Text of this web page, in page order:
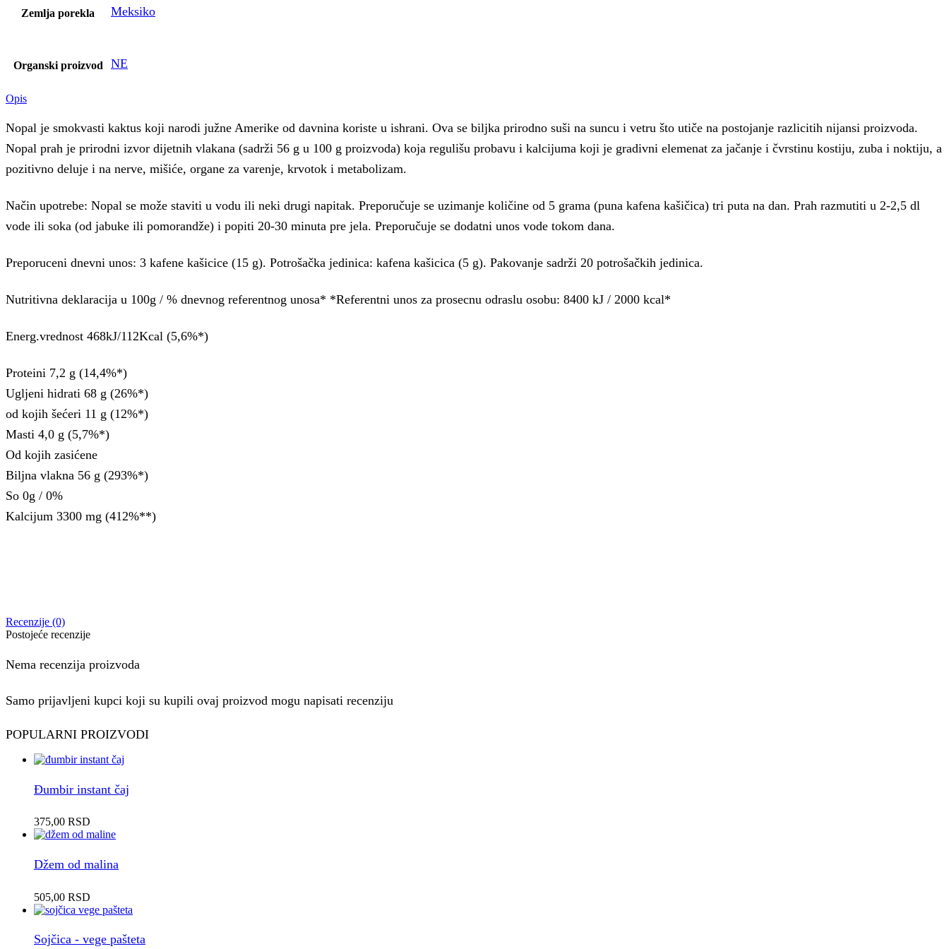
Zemlja porekla Meksiko
Organski proizvod NE
Opis
Nopal je smokvasti kaktus koji narodi južne Amerike od davnina koriste u ishrani. Ova se biljka prirodno suši na suncu i vetru što utiče na postojanje razlicitih nijansi proizvoda.
Nopal prah je prirodni izvor dijetnih vlakana (sadrži 56 g u 100 g proizvoda) koja regulišu probavu i kalcijuma koji je gradivni elemenat za jačanje i čvrstinu kostiju, zuba i noktiju, a
pozitivno deluje i na nerve, mišiće, organe za varenje, krvotok i metabolizam.
Način upotrebe: Nopal se može staviti u vodu ili neki drugi napitak. Preporučuje se uzimanje količine od 5 grama (puna kafena kašičica) tri puta na dan. Prah razmutiti u 2-2,5 dl
vode ili soka (od jabuke ili pomorandže) i popiti 20-30 minuta pre jela. Preporučuje se dodatni unos vode tokom dana.
Preporuceni dnevni unos: 3 kafene kašicice (15 g). Potrošačka jedinica: kafena kašicica (5 g). Pakovanje sadrži 20 potrošačkih jedinica.
Nutritivna deklaracija u 100g / % dnevnog referentnog unosa* *Referentni unos za prosecnu odraslu osobu: 8400 kJ / 2000 kcal*
Energ.vrednost 468kJ/112Kcal (5,6%*)
Proteini 7,2 g (14,4%*)
Ugljeni hidrati 68 g (26%*)
od kojih šećeri 11 g (12%*)
Masti 4,0 g (5,7%*)
Od kojih zasićene
Biljna vlakna 56 g (293%*)
So 0g / 0%
Kalcijum 3300 mg (412%**)
Recenzije (0)
Postojeće recenzije
Nema recenzija proizvoda
Samo prijavljeni kupci koji su kupili ovaj proizvod mogu napisati recenziju
POPULARNI PROIZVODI
Đumbir instant čaj
375,00 RSD
Džem od malina
505,00 RSD
Sojčica - vege pašteta